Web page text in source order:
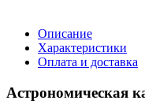
Описание
Характеристики
Оплата и доставка
Астрономическая